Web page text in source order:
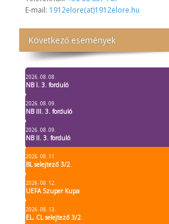
E-mail: 1912elore(at)1912elore.hu
Következő események
2026. 08. 08.
NB I. 3. forduló
2026. 08. 09.
NB III. 3. forduló
2026. 08. 09.
NB II. 3. forduló
2026. 08. 11.
BL selejtező 3/2.
2026. 08. 12.
UEFA Szuper Kupa
2026. 08. 13.
EL, CL selejtező 3/2.